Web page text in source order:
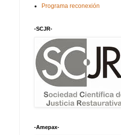
Programa reconexión
-SCJR-
-Amepax-